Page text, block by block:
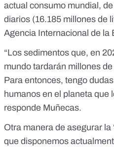
actual consumo mundial,
diarios (16.185 millones de
Agencia Internacional de la
“Los sedimentos que, en
mundo tardarán millones
Para entonces, tengo
humanos en el planeta que
responde Muñecas.
Otra manera de asegurar la
que disponemos